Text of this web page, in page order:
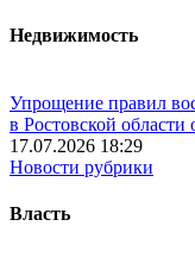
Недвижимость
Упрощение правил
в Ростовской
17.07.2026 18:29
Новости рубрики
Власть